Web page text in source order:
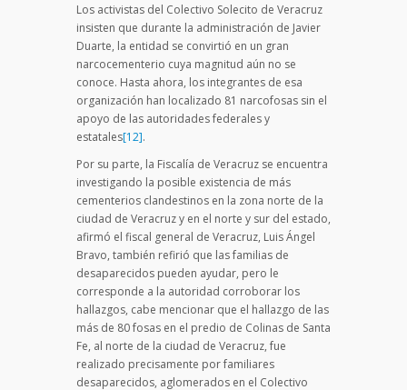
Los activistas del Colectivo Solecito de Veracruz
insisten que durante la administración de Javier
Duarte, la entidad se convirtió en un gran
narcocementerio cuya magnitud aún no se
conoce. Hasta ahora, los integrantes de esa
organización han localizado 81 narcofosas sin el
apoyo de las autoridades federales y
estatales[12].
Por su parte, la Fiscalía de Veracruz se encuentra
investigando la posible existencia de más
cementerios clandestinos en la zona norte de la
ciudad de Veracruz y en el norte y sur del estado,
afirmó el fiscal general de Veracruz, Luis Ángel
Bravo, también refirió que las familias de
desaparecidos pueden ayudar, pero le
corresponde a la autoridad corroborar los
hallazgos, cabe mencionar que el hallazgo de las
más de 80 fosas en el predio de Colinas de Santa
Fe, al norte de la ciudad de Veracruz, fue
realizado precisamente por familiares
desaparecidos, aglomerados en el Colectivo